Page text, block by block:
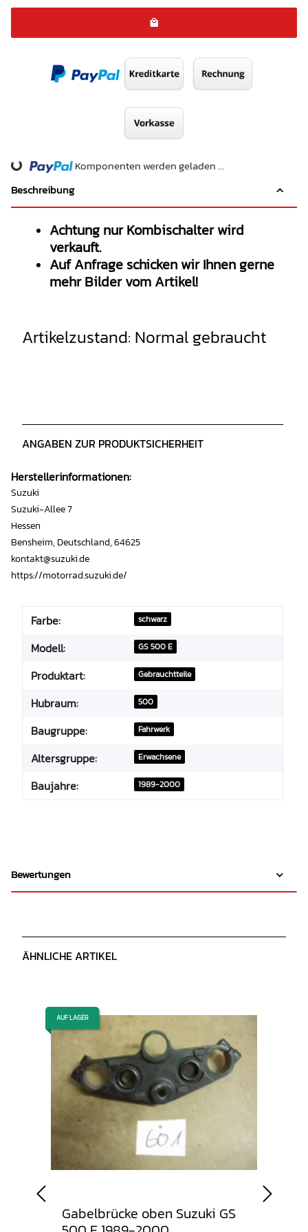
Loading...
Komponenten werden geladen ...
Beschreibung
Achtung nur Kombischalter wird
verkauft.
Auf Anfrage schicken wir Ihnen gerne
mehr Bilder vom Artikel!
Artikelzustand: Normal gebraucht
ANGABEN ZUR PRODUKTSICHERHEIT
Herstellerinformationen:
Suzuki
Suzuki-Allee 7
Hessen
Bensheim, Deutschland, 64625
kontakt@suzuki.de
https://motorrad.suzuki.de/
Farbe: schwarz
Modell: GS 500 E
Produktart: Gebrauchtteile
Hubraum: 500
Baugruppe: Fahrwerk
Altersgruppe: Erwachsene
Baujahre: 1989-2000
Bewertungen
ÄHNLICHE ARTIKEL
AUF LAGER
Gabelbrücke oben Suzuki GS